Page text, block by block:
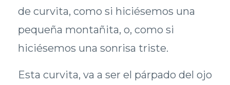
de curvita, como si hiciésemos una
pequeña montañita, o, como si
hiciésemos una sonrisa triste.
Esta curvita, va a ser el párpado del ojo